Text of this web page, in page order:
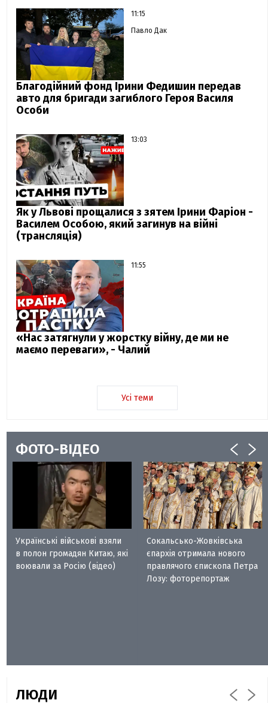
11:15
Павло Дак
Благодійний фонд Ірини Федишин передав
авто для бригади загиблого Героя Василя
Особи
13:03
Як у Львові прощалися з зятем Ірини Фаріон -
Василем Особою, який загинув на війні
(трансляція)
11:55
«Нас затягнули у жорстку війну, де ми не
маємо переваги», - Чалий
Усі теми
ФОТО-ВІДЕО
Українські військові взяли
в полон громадян Китаю, які
воювали за Росію (відео)
Сокальсько-Жовківська
єпархія отримала нового
правлячого єпископа Петра
Лозу: фоторепортаж
ЛЮДИ